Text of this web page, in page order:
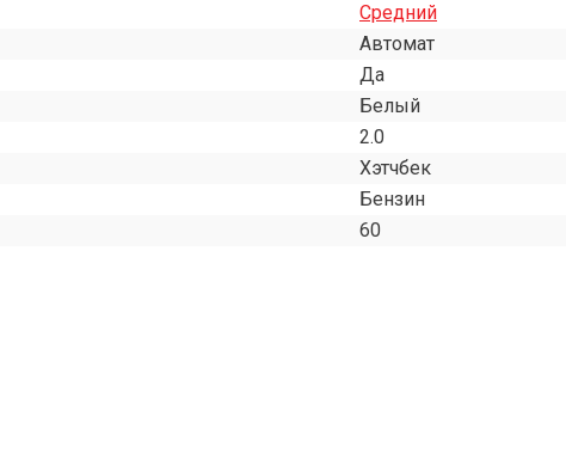
Средний
Автомат
Да
Белый
2.0
Хэтчбек
Бензин
60